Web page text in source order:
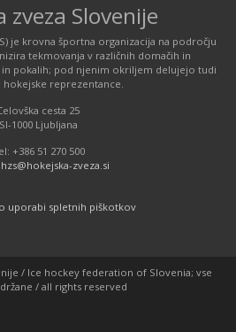
zveza Slovenije
je krovna športna organizacija na področju
tekmovanja v različnih domačih in
pokalih; pod njenim okriljem delujejo tudi
hokejske reprezentance.
cesta 25
SI-1000 Ljubljana
+386 51 270 500
hzs@hokejska-zveza.si
uporabi spletnih piškotkov
/ Ice hockey federation of Slovenia; vse
/ all rights reserved